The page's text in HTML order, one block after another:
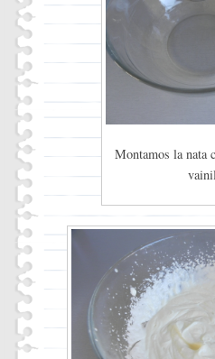
Montamos la nata